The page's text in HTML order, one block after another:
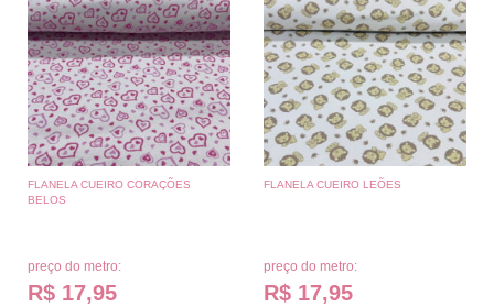
FLANELA CUEIRO CORAÇÕES
BELOS
preço do metro:
R$ 17,95
FLANELA CUEIRO LEÕES
preço do metro:
R$ 17,95